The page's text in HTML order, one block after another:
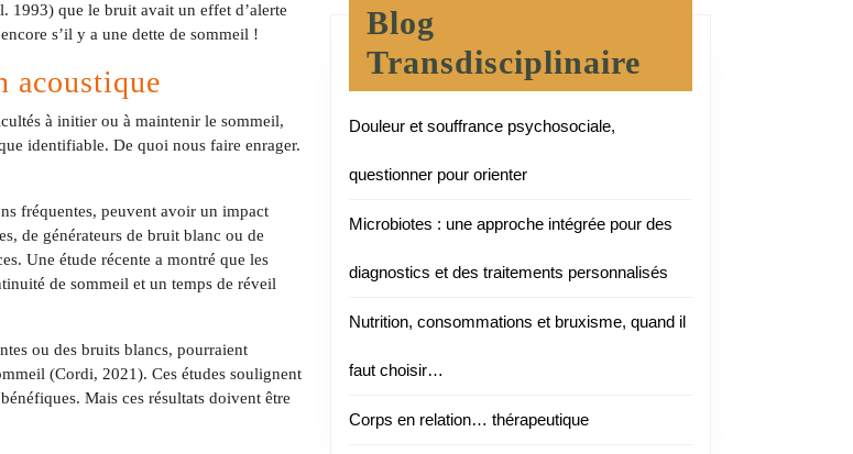
1993) que le bruit avait un effet d’alerte
s’il y a une dette de sommeil !
acoustique
à initier ou à maintenir le sommeil,
identifiable. De quoi nous faire enrager.
fréquentes, peuvent avoir un impact
de générateurs de bruit blanc ou de
Une étude récente a montré que les
de sommeil et un temps de réveil
ou des bruits blancs, pourraient
(Cordi, 2021). Ces études soulignent
Mais ces résultats doivent être
Blog
Transdisciplinaire
Douleur et souffrance psychosociale,
questionner pour orienter
Microbiotes : une approche intégrée pour des
diagnostics et des traitements personnalisés
Nutrition, consommations et bruxisme, quand il
faut choisir…
Corps en relation… thérapeutique